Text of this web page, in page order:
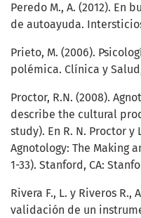
Peredo M., A. (2012). En
de autoayuda.
Prieto, M. (2006).
polémica. Clínica y Salud,
Proctor, R.N. (2008).
describe the cultural
study). En R. N. Proctor y
Agnotology: The Making
1-33). Stanford, CA:
Rivera F., L. y Riveros R.,
validación de un